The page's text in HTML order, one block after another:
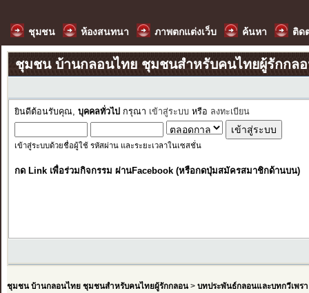
ชุมชน ห้องสนทนา ภาพตกแต่งเว็บ ค้นหา ติด
ชุมชน บ้านกลอนไทย ชุมชนสำหรับคนไทยผู้รักกล
ยินดีต้อนรับคุณ, บุคคลทั่วไป กรุณา เข้าสู่ระบบ หรือ ลงทะเบียน
เข้าสู่ระบบด้วยชื่อผู้ใช้ รหัสผ่าน และระยะเวลาในเซสชั่น
กด Link เพื่อร่วมกิจกรรม ผ่านFacebook (หรือกดปุ่มสมัครสมาชิกด้านบน)
ชุมชน บ้านกลอนไทย ชุมชนสำหรับคนไทยผู้รักกลอน> บทประพันธ์กลอนและบทกวีเพรา